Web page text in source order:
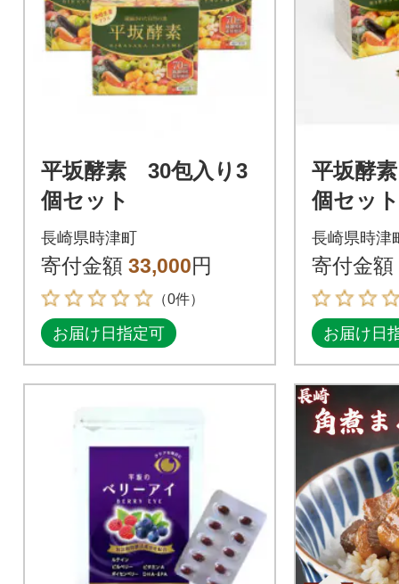
平坂酵素 30包入り3
個セット
長崎県時津町
寄付金額 33,000円
（0件）
お届け日指定可
平坂酵
個セット
長崎県時津
寄付金額
お届け日